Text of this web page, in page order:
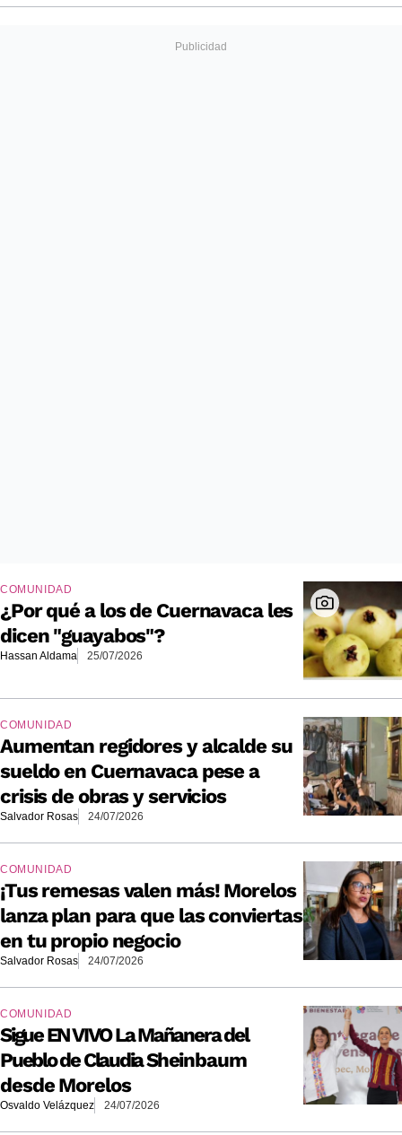
COMUNIDAD
¿Por qué a los de Cuernavaca les
dicen "guayabos"?
Hassan Aldama 25/07/2026
COMUNIDAD
Aumentan regidores y alcalde su
sueldo en Cuernavaca pese a
crisis de obras y servicios
Salvador Rosas 24/07/2026
COMUNIDAD
¡Tus remesas valen más! Morelos
lanza plan para que las conviertas
en tu propio negocio
Salvador Rosas 24/07/2026
COMUNIDAD
Sigue EN VIVO La Mañanera del
Pueblo de Claudia Sheinbaum
desde Morelos
Osvaldo Velázquez 24/07/2026